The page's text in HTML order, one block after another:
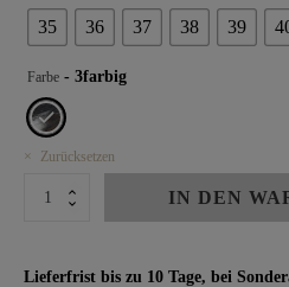
35 36 37 38 39
Farbe - 3farbig
Zurücksetzen
CLOGS
IN DEN
Lieferfrist bis zu 10 Tage, bei